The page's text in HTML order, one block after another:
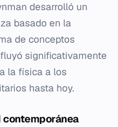
desarrolló un
basado en la
de conceptos
significativamente
la física a los
hasta hoy.